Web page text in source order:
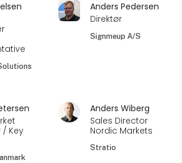
Anders Pedersen
Direktør
Signmeup A/S
/ Key
Anders Wiberg
Sales Director
Nordic Markets
Stratio